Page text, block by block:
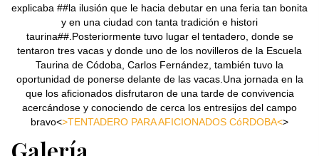
explicaba ##la ilusión que le hacia debutar en una feria tan bonita
y en una ciudad con tanta tradición e histori
taurina##.Posteriormente tuvo lugar el tentadero, donde se
tentaron tres vacas y donde uno de los novilleros de la Escuela
Taurina de Códoba, Carlos Fernández, también tuvo la
oportunidad de ponerse delante de las vacas.Una jornada en la
que los aficionados disfrutaron de una tarde de convivencia
acercándose y conociendo de cerca los entresijos del campo
bravo<>TENTADERO PARA AFICIONADOS CóRDOBA<>